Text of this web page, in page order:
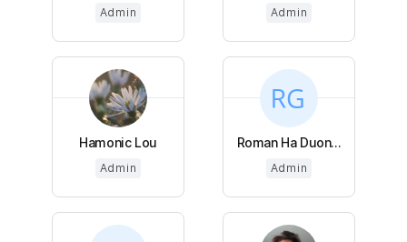
Admin Admin
Hamonic Lou
Admin
Roman Ha Duon...
Admin